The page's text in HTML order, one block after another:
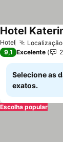
Hotel
Hotel
9,1 Excelente
Selecione as
exatos.
Escolha popular